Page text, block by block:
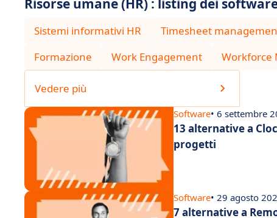
Risorse umane (HR) : listing dei
Sistemi informativi HR
Timesheet
Formazione
Work Engagement Workforce
Vedere più
Software• 6 settembre
13 alternative a
progetti
Software• 29 agosto
7 alternative a